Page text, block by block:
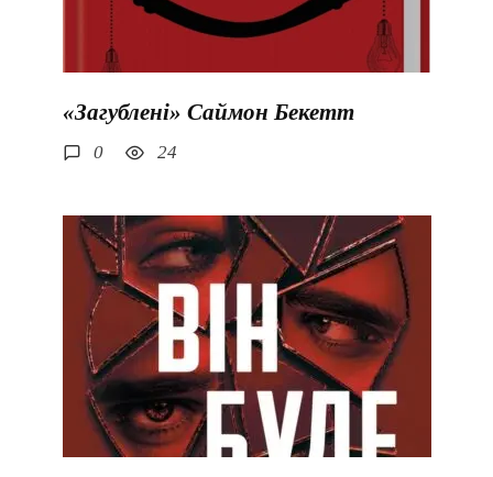
«Загублені» Саймон Бекетт
0 24